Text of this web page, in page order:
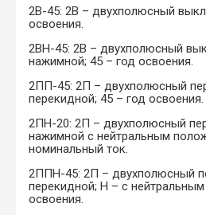
2В-45: 2В – двухполюсный
освоения.
2ВН-45: 2В – двухполюсный
нажимной; 45 – год освоения.
2ПП-45: 2П – двухполюсный
перекидной; 45 – год освоения.
2ПН-20: 2П – двухполюсный
нажимной с нейтральным
номинальный ток.
2ППН-45: 2П – двухполюсный
перекидной; Н – с
освоения.